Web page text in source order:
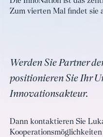
Zum vierten Mal findet sie
Werden Sie Partner
positionieren Sie Ihr
Innovationsakteur.
Dann kontaktieren Sie